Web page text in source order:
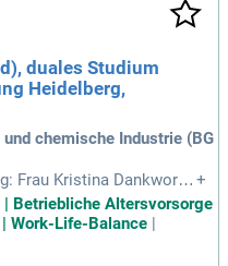
von Zügen und die Verhin
kontrollierst du die Sicher
Veranstaltungen. Vora
und gute Deu
duales Studium
Heidelberg,
chemische Industrie (BG
Frau Kristina Dankworth;
Barthel; Telefon: 06
www.bgrci.de/karriere-
+
Betriebliche Altersvorsorge
Work-Life-Balance |